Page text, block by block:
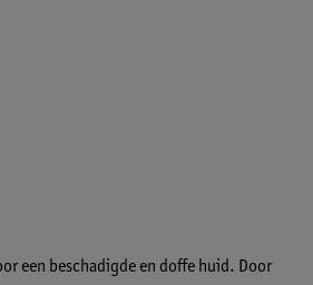
een beschadigde en doffe huid. Door